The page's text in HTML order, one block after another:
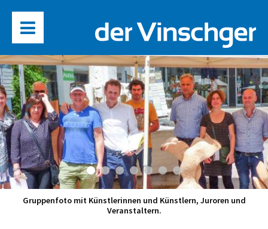
Gruppenfoto mit Künstlerinnen und Künstlern, Juroren und
Veranstaltern.